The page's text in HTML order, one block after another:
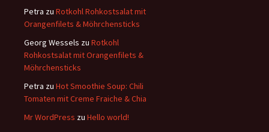
Petra zu Rotkohl Rohkostsalat mit
Orangenfilets & Möhrchensticks
Georg Wessels zu Rotkohl
Rohkostsalat mit Orangenfilets &
Möhrchensticks
Petra zu Hot Smoothie Soup: Chili
Tomaten mit Creme Fraiche & Chia
Mr WordPress zu Hello world!